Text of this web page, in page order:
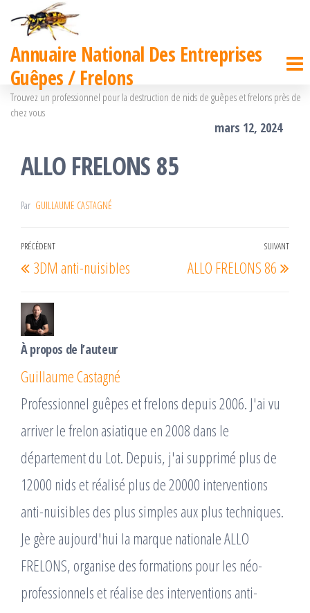
Passer
contenu
Annuaire National Des Entreprises
Guêpes / Frelons
Trouvez un professionnel pour la destruction de nids de guêpes et frelons près de
chez vous
mars 12, 2024
ALLO FRELONS 85
Par GUILLAUME CASTAGNÉ
Navigation
de
Article
précédent
PRÉCÉDENT
3DM anti-nuisibles
SUIVANT
ALLO FRELONS 86
À propos de l’auteur
Guillaume Castagné
Professionnel guêpes et frelons depuis 2006. J'ai vu
arriver le frelon asiatique en 2008 dans le
département du Lot. Depuis, j'ai supprimé plus de
12000 nids et réalisé plus de 20000 interventions
anti-nuisibles des plus simples aux plus techniques.
Je gère aujourd'hui la marque nationale ALLO
FRELONS, organise des formations pour les néo-
professionnels et réalise des interventions anti-